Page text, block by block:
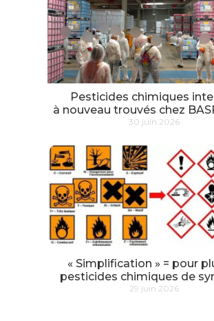
Pesticides chimiques
à nouveau trouvés chez
30 juin 2026
« Simplification » = pour
pesticides chimiques de
29 juin 2026